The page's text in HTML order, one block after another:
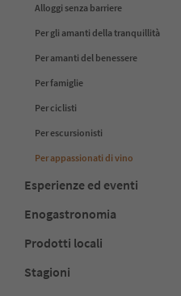
Alloggi senza barriere
Per gli amanti della tranquillità
Per amanti del benessere
Per famiglie
Per ciclisti
Per escursionisti
Per appassionati di vino
Esperienze ed eventi
Enogastronomia
Prodotti locali
Stagioni